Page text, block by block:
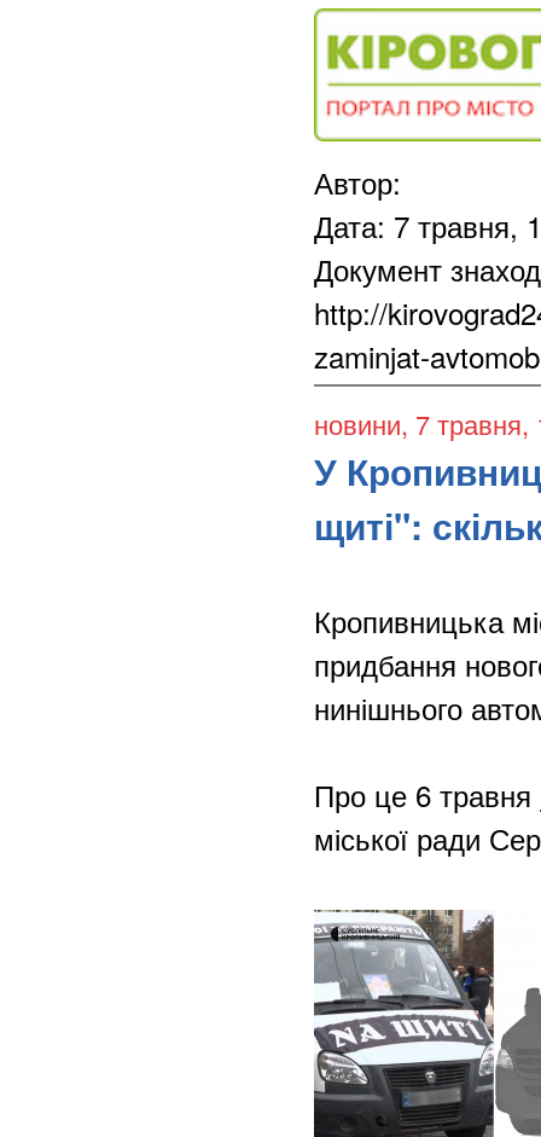
Автор:
Дата: 7 травня,
Документ
http://
zaminjat-
новини, 7 травня,
У
щиті":
Кропивницька
придбання
нинішнього
Про це 6 травня
міської ради